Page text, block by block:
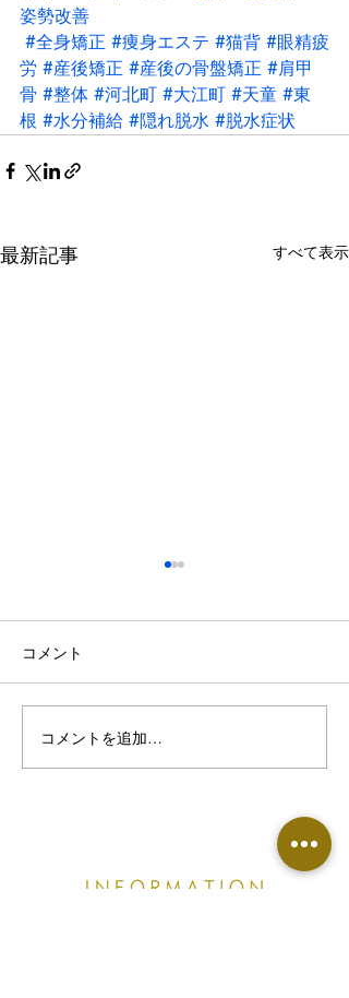
姿勢改善
#全身矯正 #痩身エステ #猫背 #眼精疲
労 #産後矯正 #産後の骨盤矯正 #肩甲
骨 #整体 #河北町 #大江町 #天童 #東
根 #水分補給 #隠れ脱水 #脱水症状
最新記事 すべて表示
【東根市でぎっくり腰に
お悩みの方へ】8月に腰を
コメント
コメントを追加…